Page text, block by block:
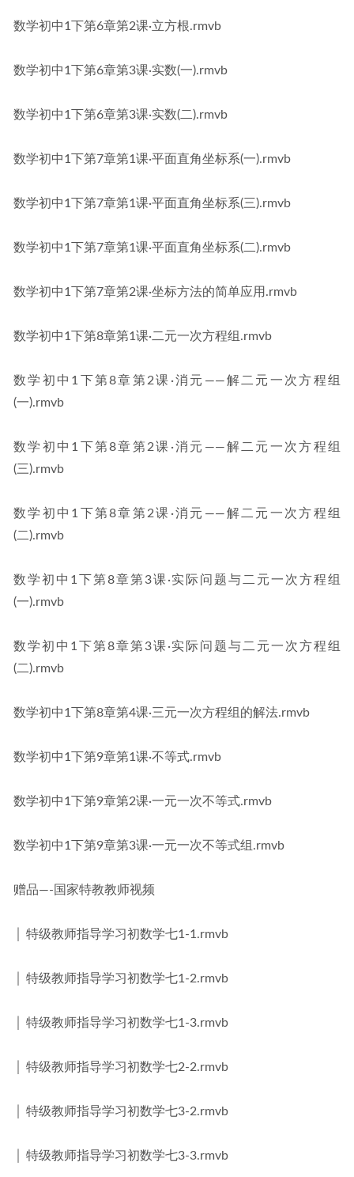
数学初中1下第6章第2课·立方根.rmvb
数学初中1下第6章第3课·实数(一).rmvb
数学初中1下第6章第3课·实数(二).rmvb
数学初中1下第7章第1课·平面直角坐标系(一).rmvb
数学初中1下第7章第1课·平面直角坐标系(三).rmvb
数学初中1下第7章第1课·平面直角坐标系(二).rmvb
数学初中1下第7章第2课·坐标方法的简单应用.rmvb
数学初中1下第8章第1课·二元一次方程组.rmvb
数学初中1下第8章第2课·消元——解二元一次方程组
(一).rmvb
数学初中1下第8章第2课·消元——解二元一次方程组
(三).rmvb
数学初中1下第8章第2课·消元——解二元一次方程组
(二).rmvb
数学初中1下第8章第3课·实际问题与二元一次方程组
(一).rmvb
数学初中1下第8章第3课·实际问题与二元一次方程组
(二).rmvb
数学初中1下第8章第4课·三元一次方程组的解法.rmvb
数学初中1下第9章第1课·不等式.rmvb
数学初中1下第9章第2课·一元一次不等式.rmvb
数学初中1下第9章第3课·一元一次不等式组.rmvb
赠品—-国家特教教师视频
│ 特级教师指导学习初数学七1-1.rmvb
│ 特级教师指导学习初数学七1-2.rmvb
│ 特级教师指导学习初数学七1-3.rmvb
│ 特级教师指导学习初数学七2-2.rmvb
│ 特级教师指导学习初数学七3-2.rmvb
│ 特级教师指导学习初数学七3-3.rmvb